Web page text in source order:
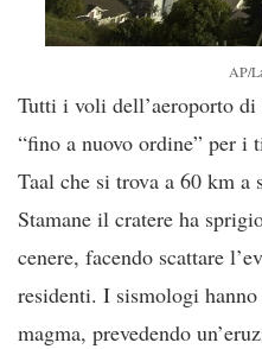
AP/
Tutti i voli dell’aeroporto
“fino a nuovo ordine” per
Taal che si trova a 60 km
Stamane il cratere ha
cenere, facendo scattare
residenti. I sismologi
magma, prevedendo